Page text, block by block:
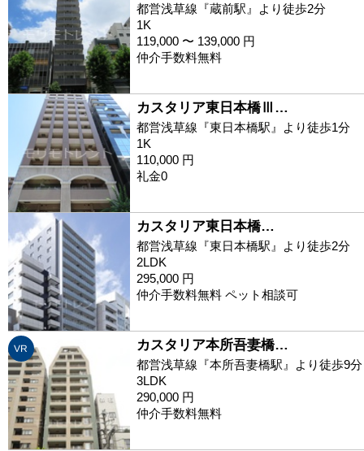
都営浅草線『蔵前駅』より徒歩2分
1K
119,000 〜 139,000 円
仲介手数料無料
カスタリア東日本橋Ⅲ…
都営浅草線『東日本橋駅』より徒歩1分
1K
110,000 円
礼金0
カスタリア東日本橋…
都営浅草線『東日本橋駅』より徒歩2分
2LDK
295,000 円
仲介手数料無料 ペット相談可
VR カスタリア本所吾妻橋…
都営浅草線『本所吾妻橋駅』より徒歩9分
3LDK
290,000 円
仲介手数料無料